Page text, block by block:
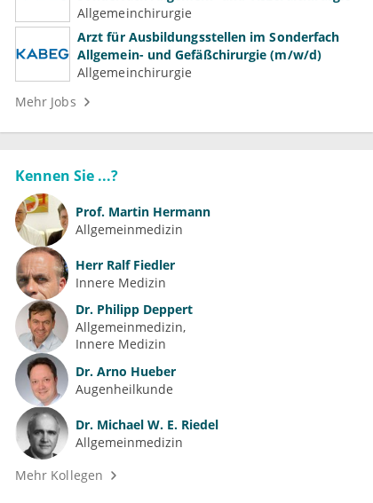
Allgemeinchirurgie
Arzt für Ausbildungsstellen im Sonderfach
Allgemein- und Gefäßchirurgie (m/w/d)
Allgemeinchirurgie
Mehr Jobs
Kennen Sie ...?
Prof. Martin Hermann
Allgemeinmedizin
Herr Ralf Fiedler
Innere Medizin
Dr. Philipp Deppert
Allgemeinmedizin
Innere Medizin
Dr. Arno Hueber
Augenheilkunde
Dr. Michael W. E. Riedel
Allgemeinmedizin
Mehr Kollegen